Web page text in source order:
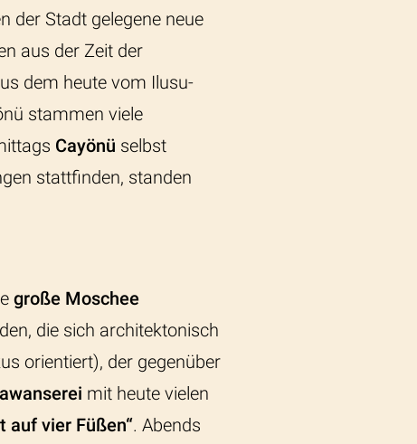
der Stadt gelegene neue
aus der Zeit der
dem heute vom Ilusu-
stammen viele
Cayönü selbst
stattfinden, standen
große Moschee
die sich architektonisch
orientiert), der gegenüber
mit heute vielen
auf vier Füßen“. Abends